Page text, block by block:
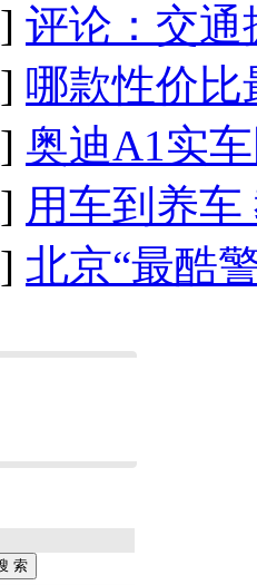
] 评论：交通
] 哪款性价比
] 奥迪A1实
] 用车到养
] 北京“最酷